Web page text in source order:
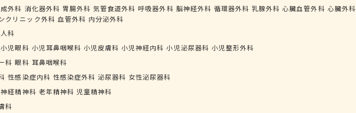
外科 消化器外科 胃腸外科 気管食道外科 呼吸器外科 脳神経外科 循環器外科 乳腺外科 心臓血管外科 心臓外科
クリニック外科 血管外科 内分泌外科
科
小児眼科 小児耳鼻咽喉科 小児皮膚科 小児神経内科 小児泌尿器科 小児整形外科
科 眼科 耳鼻咽喉科
性感染症内科 性感染症外科 泌尿器科 女性泌尿器科
神経精神科 老年精神科 児童精神科
科